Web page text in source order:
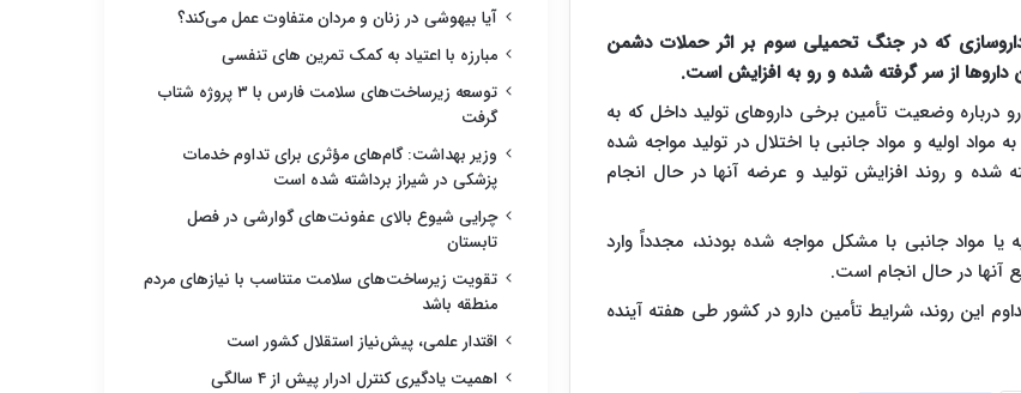
که در جنگ تحمیلی سوم بر اثر حملات دشمن
داروها از سر گرفته شده و رو به افزایش است.
درباره وضعیت تأمین برخی داروهای تولید داخل که به
اولیه و مواد جانبی با اختلال در تولید مواجه شده
شده و روند افزایش تولید و عرضه آنها در حال انجام
یا مواد جانبی با مشکل مواجه شده بودند، مجدداً وارد
آنها در حال انجام است.
این روند، شرایط تأمین دارو در کشور طی هفته آینده
آیا بیهوشی در زنان و مردان متفاوت عمل می‌کند؟
مبارزه با اعتیاد به کمک تمرین های تنفسی
توسعه زیرساخت‌های سلامت فارس با ۳ پروژه شتاب
گرفت
وزیر بهداشت: گام‌های مؤثری برای تداوم خدمات
پزشکی در شیراز برداشته شده است
چرایی شیوع بالای عفونت‌های گوارشی در فصل
تابستان
تقویت زیرساخت‌های سلامت متناسب با نیازهای مردم
منطقه باشد
اقتدار علمی، پیش‌نیاز استقلال کشور است
اهمیت یادگیری کنترل ادرار پیش از ۴ سالگی